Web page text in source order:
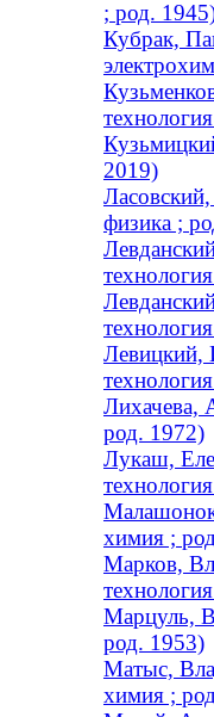
; род.
Кубрак,
2019)
физика ;
Левицкий,
Лихачева,
род. 1972)
Лукаш,
химия ;
Марков,
Марцуль,
род. 1953)
Матыс,
химия ;